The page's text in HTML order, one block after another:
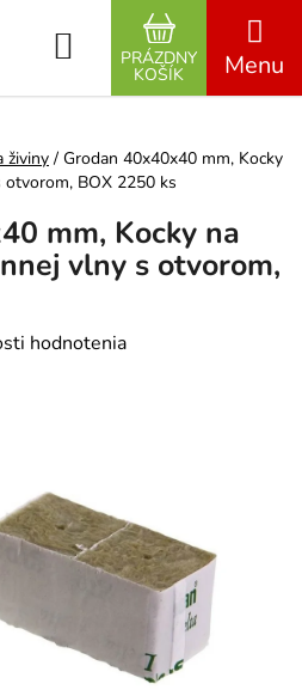
Hľadať
NÁKUPNÝ
PRÁZDNY
KOŠÍK
živiny / Grodan 40x40x40 mm, Kocky
otvorom, BOX 2250 ks
mm, Kocky na
vlny s otvorom,
je 0,0 z 5 hviezdičiek.
hodnotenia